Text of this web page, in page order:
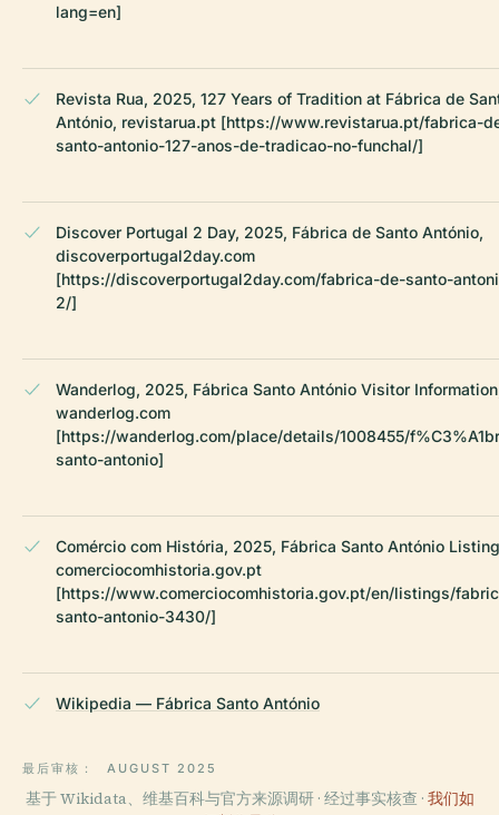
lang=en]
Revista Rua, 2025, 127 Years of Tradition at Fábrica de
António, revistarua.pt [https://www.revistarua.pt/fabrica-
santo-antonio-127-anos-de-tradicao-no-funchal/]
Discover Portugal 2 Day, 2025, Fábrica de Santo António,
discoverportugal2day.com
[https://discoverportugal2day.com/fabrica-de-santo-
2/]
Wanderlog, 2025, Fábrica Santo António Visitor
wanderlog.com
[https://wanderlog.com/place/details/1008455/
santo-antonio]
Comércio com História, 2025, Fábrica Santo António
comerciocomhistoria.gov.pt
[https://www.comerciocomhistoria.gov.pt/en/listings/
santo-antonio-3430/]
Wikipedia — Fábrica Santo António
最后审核： AUGUST 2025
基于 Wikidata、维基百科与官方来源调研 · 经过事实核查 · 我们如